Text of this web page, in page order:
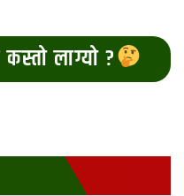
लाग्यो ?